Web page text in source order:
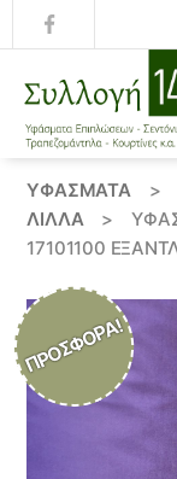
14
ΥΦΆΣΜΑΤΑ >
ΛΙΛΛΆ
>
17101100
ΠΡΟΣΦΟΡΆ!